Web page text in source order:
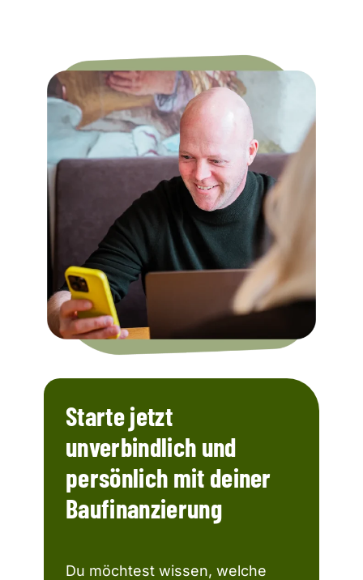
Starte jetzt
unverbindlich und
persönlich mit deiner
Baufinanzierung
Du möchtest wissen, welche